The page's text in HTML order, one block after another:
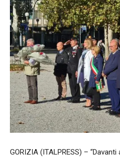
GORIZIA (ITALPRESS) –